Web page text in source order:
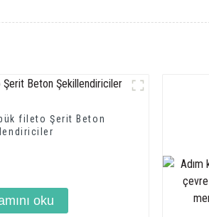
fileto Şerit Beton
oku